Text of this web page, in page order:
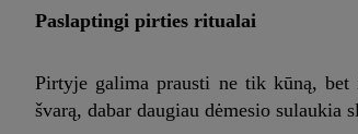
Paslaptingi pirties ritualai
Pirtyje galima prausti ne tik kūną,
švarą, dabar daugiau dėmesio sulaukia